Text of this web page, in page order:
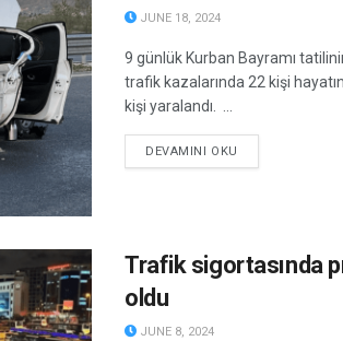
JUNE 18, 2024
9 günlük Kurban Bayramı
trafik kazalarında 22 kişi
kişi yaralandı. ...
DEVAMINI OKU
Trafik sigortasında
oldu
JUNE 8, 2024